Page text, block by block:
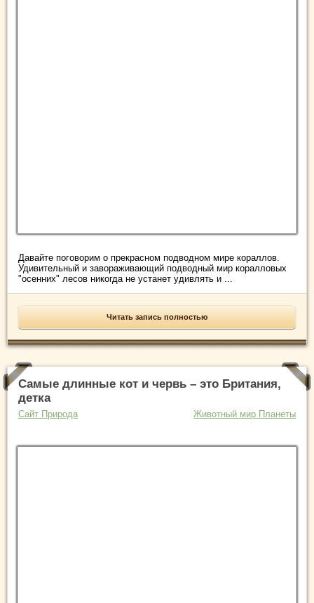
Давайте поговорим о прекрасном подводном мире кораллов.
Удивительный и завораживающий подводный мир коралловых
"осенних" лесов никогда не устанет удивлять и ...
Читать запись полностью
Самые длинные кот и червь – это Британия,
детка
Сайт Природа Животный мир Планеты